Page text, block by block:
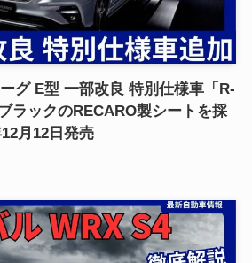
グ E型 一部改良 特別仕様車「R-
ラックのRECARO製シートを採
月12日発売